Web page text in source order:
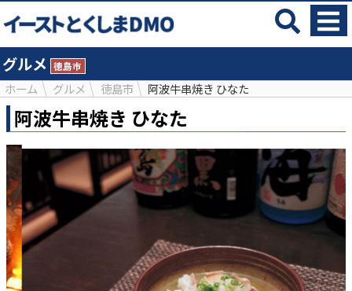
グルメ 徳島市
ホーム グルメ 徳島市 阿波牛串焼き ひなた
阿波牛串焼き ひなた